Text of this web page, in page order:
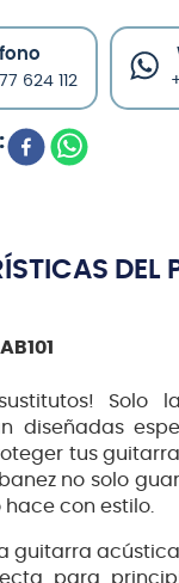
624 112
DEL
Solo
diseñadas
tus
no solo
con estilo.
guitarra acústica
para